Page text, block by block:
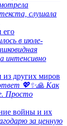
слушала
его
в июле-
интенсивно
других миров
💖✨️🙏 Как
Просто
войны и их
за ценную